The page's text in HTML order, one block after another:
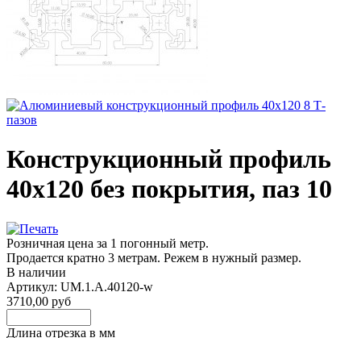
Конструкционный профиль
40х120 без покрытия, паз 10
Розничная цена за 1 погонный метр.
Продается кратно 3 метрам. Режем в нужный размер.
В наличии
Артикул: UM.1.A.40120-w
3710,00 руб
Длина отрезка в мм